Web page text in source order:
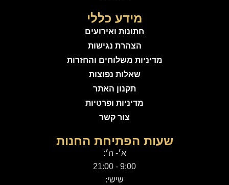
מידע כללי
חתונות ואירועים
הצהרת נגישות
מדיניות משלוחים והחזרות
שאלות נפוצות
תקנון האתר
מדיניות ופרטיות
צור קשר
שעות הפתיחת החנות
א׳- ה׳:
9:00 - 21:00
שישי: